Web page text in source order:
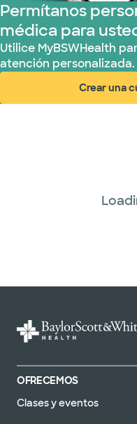
Permítanos
médica para
Utilice MyBSWHealth
atención personalizada.
Crear una
OFRECEMOS
Clases y eventos